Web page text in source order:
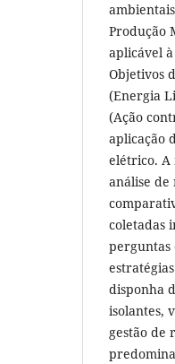
Produção
aplicável
Objetivos
(Energia
(Ação
aplicação
elétrico. A
análise de
coletadas
perguntas
disponha
isolantes,
gestão de